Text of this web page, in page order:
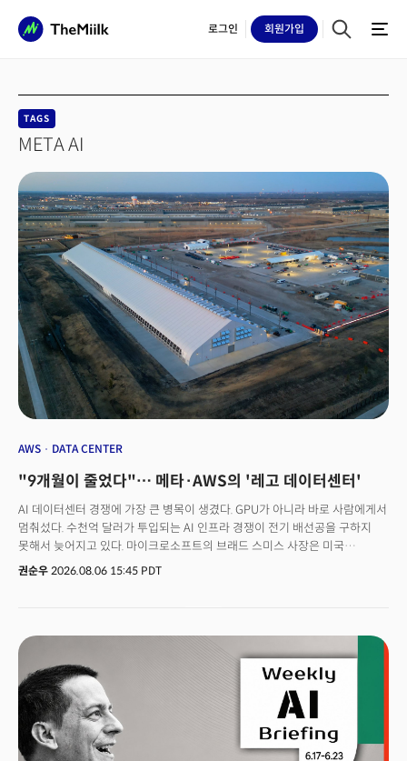
로그인 회원가입
TAGS
META AI
AWS DATA CENTER
"9개월이 줄었다"… 메타·AWS의 '레고 데이터센터'
AI 데이터센터 경쟁에 가장 큰 병목이 생겼다. GPU가 아니라 바로 사람에게서
멈춰섰다. 수천억 달러가 투입되는 AI 인프라 경쟁이 전기 배선공을 구하지
못해서 늦어지고 있다. 마이크로소프트의 브래드 스미스 사장은 미국
데이터센터 확장을 가로막는 가장 큰 문제로 전기공 부족을 지목했다.
몇 년 동안 현장에서 하나씩 짓던 데이터센터를 공장에서 미리 제작한 뒤
현장에서는 레고 블록처럼 조립하는 방식이다. 미국 리서치 기관
세미애널리시스(SemiAnalysis)에 따르면 하이퍼스케일러와 콜로케이션
사업자는 물론 AI 연구소까지 이 방식을 기본 전략으로 채택하고 있다.겉으로
보면 건설 공법의 변화처럼 보인다. 그러나 본질은 다르다. 모듈러
데이터센터는 숙련 노동력 부족이 만들어낸 새로운 산업 표준이 되고 있다는
분석이다.🚀 더밀크 가입하고, 인재전쟁 확인하기
권순우 2026.08.06 15:45 PDT